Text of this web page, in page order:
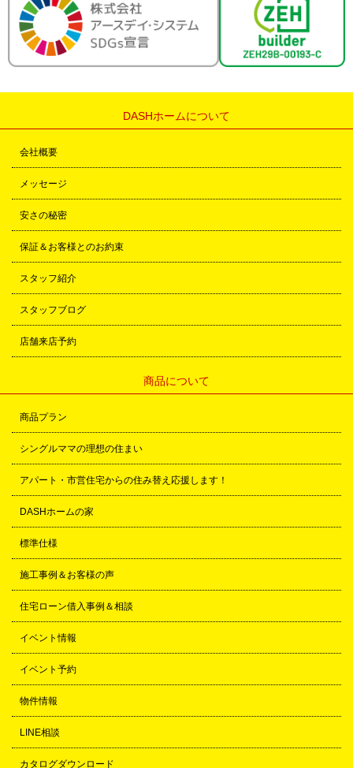
DASHホームについて
会社概要
メッセージ
安さの秘密
保証＆お客様とのお約束
スタッフ紹介
スタッフブログ
店舗来店予約
商品について
商品プラン
シングルママの理想の住まい
アパート・市営住宅からの住み替え応援します！
DASHホームの家
標準仕様
施工事例＆お客様の声
住宅ローン借入事例＆相談
イベント情報
イベント予約
物件情報
LINE相談
カタログダウンロード